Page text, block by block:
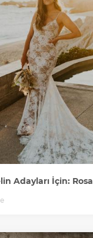
Adayları İçin: Rosa